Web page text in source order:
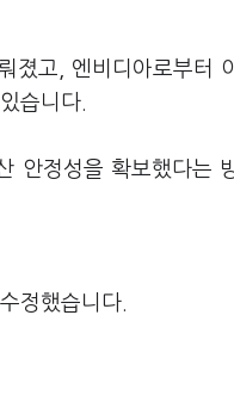
졌고, 엔비디아로부터
습니다.
안정성을 확보했다는
정했습니다.